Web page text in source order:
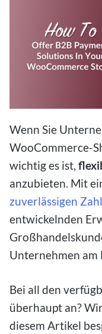
Wenn Sie
WooCommerce-
wichtig es ist,
anzubieten. Mit
zuverlässigen
entwickelnden
Unternehmen am
Bei all den
überhaupt an?
diesem Artikel